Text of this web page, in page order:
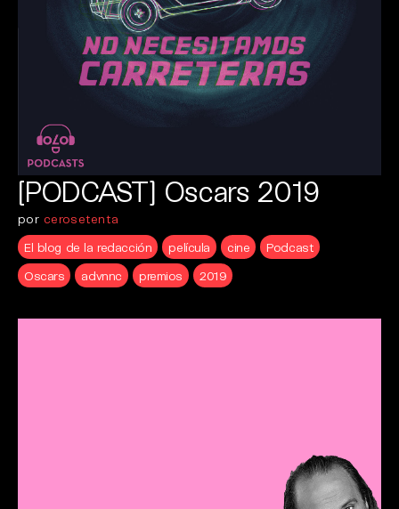
[PODCAST] Oscars 2019
por cerosetenta
El blog de la redacción
película cine
Podcast
Oscars
advnnc premios 2019